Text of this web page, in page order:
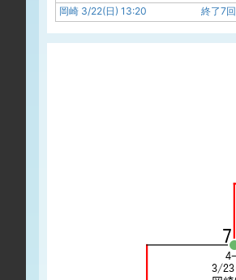
岡崎 3/22(日) 13:20 終了7回